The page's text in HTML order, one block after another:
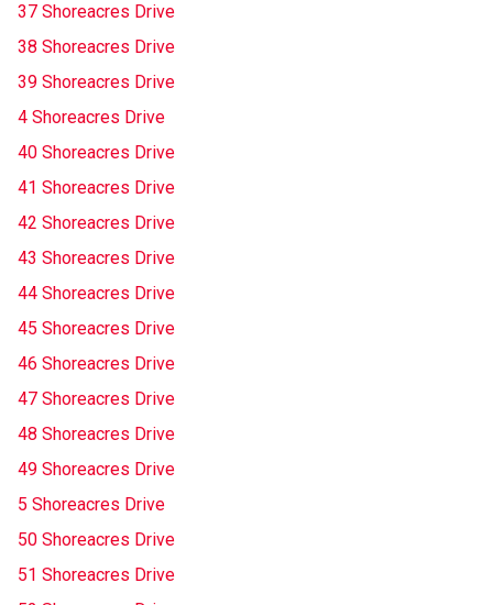
37 Shoreacres Drive
38 Shoreacres Drive
39 Shoreacres Drive
4 Shoreacres Drive
40 Shoreacres Drive
41 Shoreacres Drive
42 Shoreacres Drive
43 Shoreacres Drive
44 Shoreacres Drive
45 Shoreacres Drive
46 Shoreacres Drive
47 Shoreacres Drive
48 Shoreacres Drive
49 Shoreacres Drive
5 Shoreacres Drive
50 Shoreacres Drive
51 Shoreacres Drive